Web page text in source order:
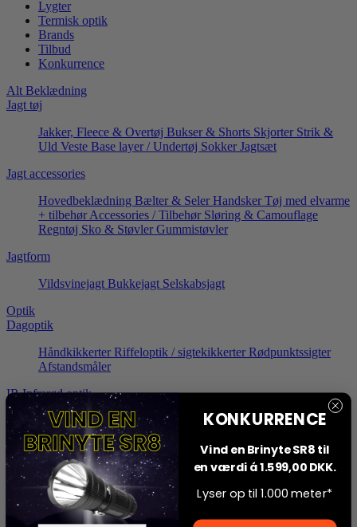
Lygter
Termisk optik
Brands
Tilbud
Konkurrence
Alt Beklædning
Jagt tøj
Jakker, Fleece & Overtøj Bukser & Shorts Skjorter Strik &
Uld Veste Base layer / Undertøj Sokker Jagtsæt
Jagt accessories
Hovedbeklædning Bælter & Seler Handsker Tøj med elvarme
+ tilbehør Accessories / Tilbehør Sløring & Camouflage
Regntøj Sko & Støvler Gummistøvler
Jagtform
Vildsvinejagt Bukkejagt Selskabsjagt
Optik
Dagoptik
Håndkikkerter Riffeloptik / sigtekikkerter Rødpunktssigter
Afstandsmåler
IR Infrarød optik
IR sigtekikkertIR clip-on MontageTilbehør til IR optik
Termisk optik
Termisk sigtekikkertTermisk clip-onMontageTilbehør til
Termisk optik
Termiske Håndspottere
KONKURRENCE
Vind en Brinyte SR8 til
en værdi á 1.599,00 DKK.
Lyser op til 1.000 meter*